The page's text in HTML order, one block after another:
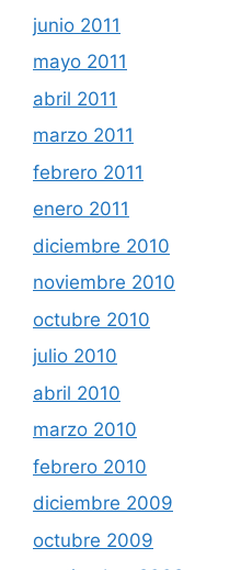
junio 2011
mayo 2011
abril 2011
marzo 2011
febrero 2011
enero 2011
diciembre 2010
noviembre 2010
octubre 2010
julio 2010
abril 2010
marzo 2010
febrero 2010
diciembre 2009
octubre 2009